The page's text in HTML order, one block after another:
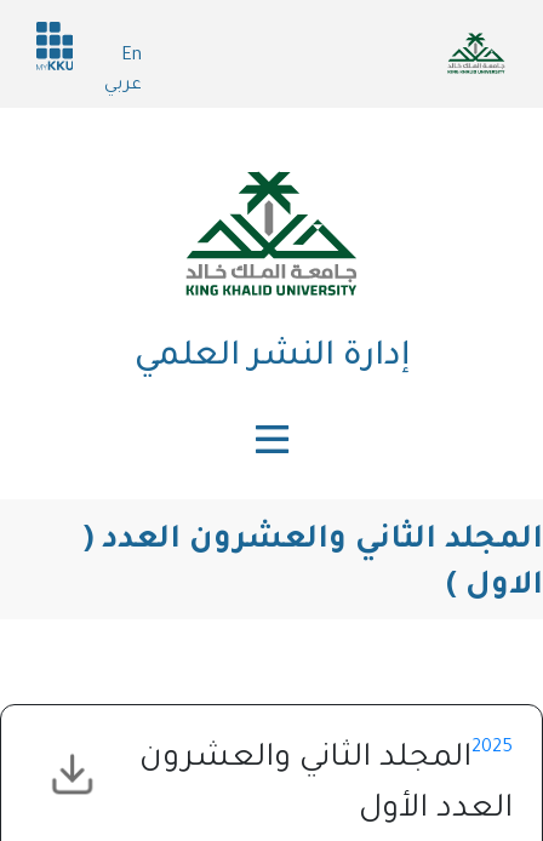
المحتوى
En
عربي
Header
services
إدارة النشر العلمي
المجلد الثاني والعشرون العدد (
الاول )
2025المجلد الثاني والعشرون
العدد الأول